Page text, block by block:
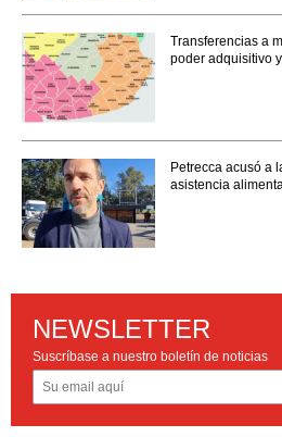
Transferencias a
poder adquisitivo
Petrecca acusó a
asistencia
NEWSLETTER
Suscríbase a nuestro boletín de noticias